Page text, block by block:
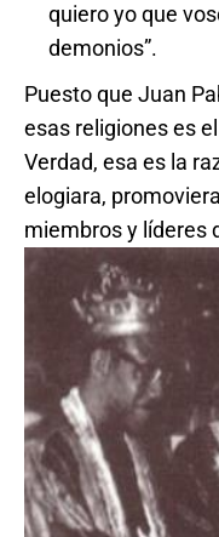
quiero yo que
demonios”.
Puesto que Juan
esas religiones es
Verdad, esa es la
elogiara,
miembros y líderes